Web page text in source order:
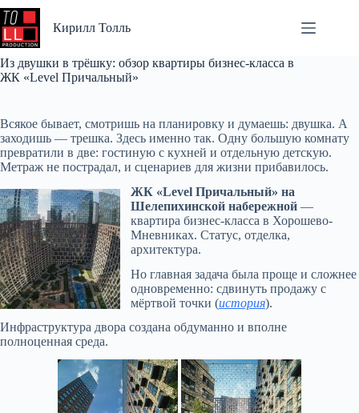
Перейти
к
Кирилл Толль
Из двушки в трёшку: обзор квартиры бизнес-класса в
ЖК «Level Причальный»
Всякое бывает, смотришь на планировку и думаешь: двушка. А
заходишь — трешка. Здесь именно так. Одну большую комнату
превратили в две: гостиную с кухней и отдельную детскую.
Метраж не пострадал, и сценариев для жизни прибавилось.
ЖК «Level Причальный» на
Шелепихинской набережной—
квартира бизнес-класса в Хорошево-
Мневниках. Статус, отделка,
архитектура.
Но главная задача была проще и сложнее
одновременно: сдвинуть продажу с
мёртвой точки (история).
Инфраструктура двора создана обдуманно и вполне
полноценная среда.